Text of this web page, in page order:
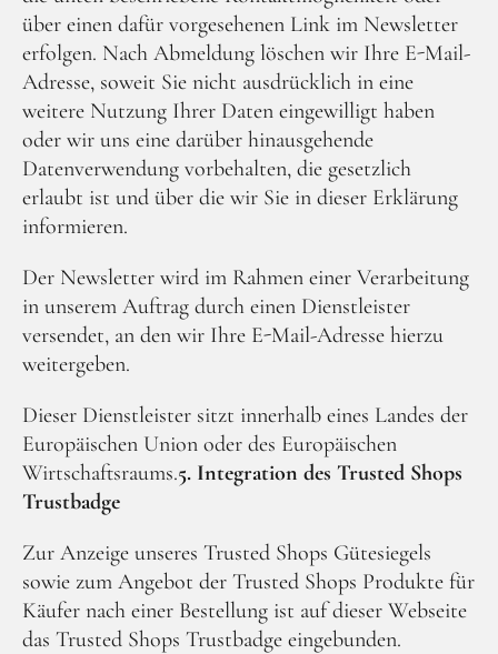
über einen dafür vorgesehenen Link im Newsletter
erfolgen. Nach Abmeldung löschen wir Ihre E-Mail-
Adresse, soweit Sie nicht ausdrücklich in eine
weitere Nutzung Ihrer Daten eingewilligt haben
oder wir uns eine darüber hinausgehende
Datenverwendung vorbehalten, die gesetzlich
erlaubt ist und über die wir Sie in dieser Erklärung
informieren.
Der Newsletter wird im Rahmen einer Verarbeitung
in unserem Auftrag durch einen Dienstleister
versendet, an den wir Ihre E-Mail-Adresse hierzu
weitergeben.
Dieser Dienstleister sitzt innerhalb eines Landes der
Europäischen Union oder des Europäischen
Wirtschaftsraums.5. Integration des Trusted Shops
Trustbadge
Zur Anzeige unseres Trusted Shops Gütesiegels
sowie zum Angebot der Trusted Shops Produkte für
Käufer nach einer Bestellung ist auf dieser Webseite
das Trusted Shops Trustbadge eingebunden.